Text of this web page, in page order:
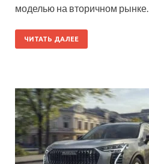
моделью на вторичном рынке…
ЧИТАТЬ ДАЛЕЕ